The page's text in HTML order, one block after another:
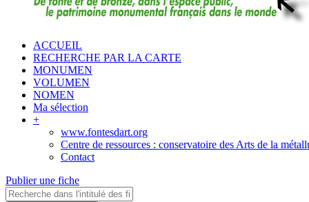
ACCUEIL
RECHERCHE PAR LA CARTE
MONUMEN
VOLUMEN
NOMEN
Ma sélection
+
www.fontesdart.org
Centre de ressources : conservatoire des Arts de la
Contact
Publier une fiche